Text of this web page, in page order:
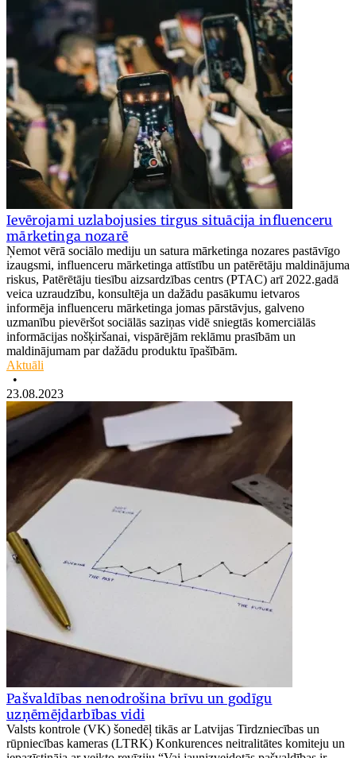
Ievērojami uzlabojusies tirgus situācija influenceru
mārketinga nozarē
Ņemot vērā sociālo mediju un satura mārketinga nozares pastāvīgo
izaugsmi, influenceru mārketinga attīstību un patērētāju maldinājuma
riskus, Patērētāju tiesību aizsardzības centrs (PTAC) arī 2022.gadā
veica uzraudzību, konsultēja un dažādu pasākumu ietvaros
informēja influenceru mārketinga jomas pārstāvjus, galveno
uzmanību pievēršot sociālās saziņas vidē sniegtās komerciālās
informācijas nošķiršanai, vispārējām reklāmu prasībām un
maldinājumam par dažādu produktu īpašībām.
Aktuāli
•
23.08.2023
Pašvaldības nenodrošina brīvu un godīgu
uzņēmējdarbības vidi
Valsts kontrole (VK) šonedēļ tikās ar Latvijas Tirdzniecības un
rūpniecības kameras (LTRK) Konkurences neitralitātes komiteju un